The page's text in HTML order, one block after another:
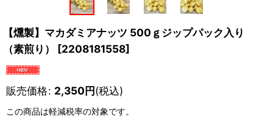
【燻製】マカダミアナッツ 500ｇジップパック入り
（素煎り）
[2208181558]
販売価格: 2,350円(税込)
この商品は軽減税率の対象です。